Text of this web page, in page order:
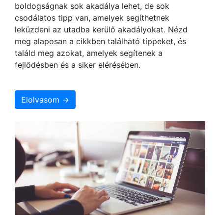
boldogságnak sok akadálya lehet, de sok
csodálatos tipp van, amelyek segíthetnek
leküzdeni az utadba kerülő akadályokat. Nézd
meg alaposan a cikkben található tippeket, és
találd meg azokat, amelyek segítenek a
fejlődésben és a siker elérésében.
Elolvasom →